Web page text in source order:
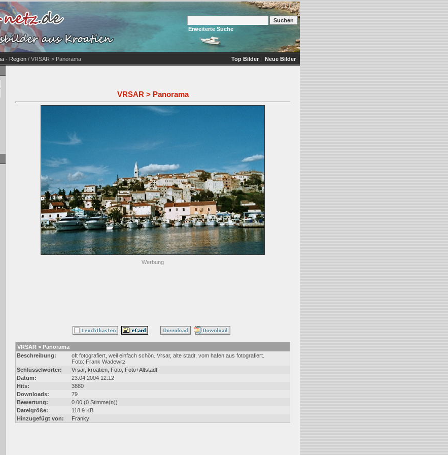
Erweiterte Suche
- Region / VRSAR > Panorama Top Bilder | Neue Bilder
VRSAR > Panorama
Werbung
VRSAR > Panorama
Beschreibung:
oft fotografiert, weil einfach schön. Vrsar, alte stadt, vom hafen aus fotografiert.
Foto: Frank Wadewitz
Schlüsselwörter:
Vrsar, kroatien Foto Foto+Altstadt
Datum:
23.04.2004 12:12
Hits:
3880
Downloads:
79
Bewertung:
0.00 (0 Stimme(n))
Dateigröße:
118.9 KB
Hinzugefügt von:
Franky